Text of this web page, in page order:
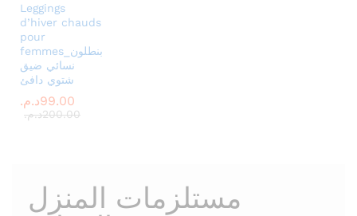
Leggings
d’hiver chauds
pour
femmes_بنطلون
نسائي ضيق
شتوي دافئ
99.00د.م.
200.00د.م.
مستلزمات المنزل